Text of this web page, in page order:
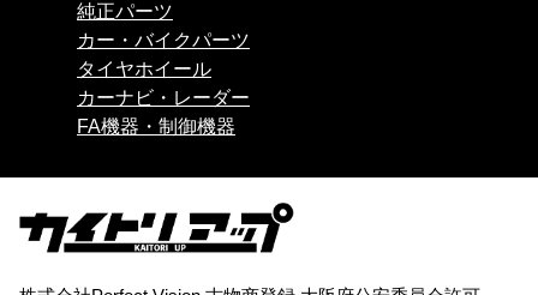
純正パーツ
カー・バイクパーツ
タイヤホイール
カーナビ・レーダー
FA機器・制御機器